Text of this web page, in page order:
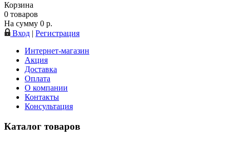
Корзина
0 товаров
На сумму 0 р.
Вход | Регистрация
Интернет-магазин
Акция
Доставка
Оплата
О компании
Контакты
Консультация
Каталог товаров